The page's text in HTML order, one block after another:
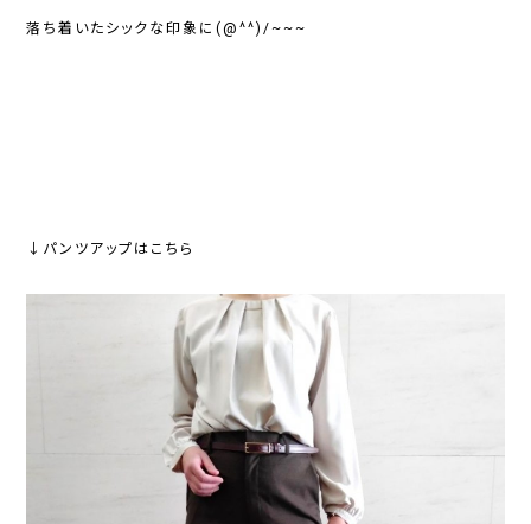
落ち着いたシックな印象に(@^^)/~~~
↓パンツアップはこちら